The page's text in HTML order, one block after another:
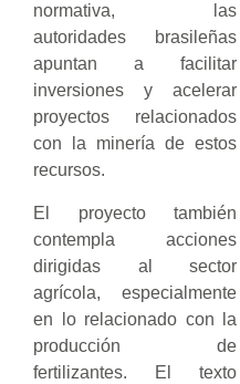
normativa, las
autoridades brasileñas
apuntan a facilitar
inversiones y acelerar
proyectos relacionados
con la minería de estos
recursos.
El proyecto también
contempla acciones
dirigidas al sector
agrícola, especialmente
en lo relacionado con la
producción de
fertilizantes. El texto